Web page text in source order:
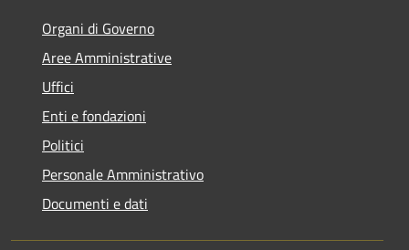
Organi di Governo
Aree Amministrative
Uffici
Enti e fondazioni
Politici
Personale Amministrativo
Documenti e dati